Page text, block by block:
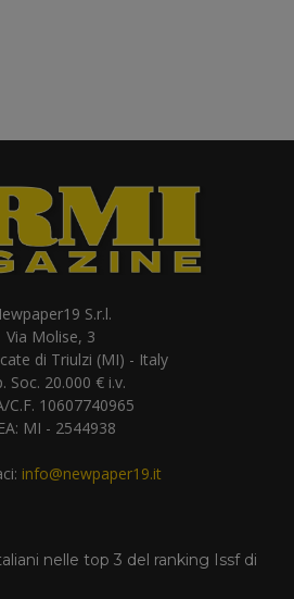
S.r.l.
Via Molise, 3
di Triulzi (MI) - Italy
Soc. 20.000 € i.v.
C.F. 10607740965
MI - 2544938
info@newpaper19.it
nelle top 3 del ranking Issf di